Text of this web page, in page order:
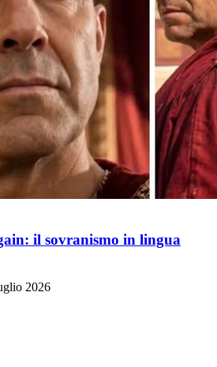
il sovranismo in lingua
2026